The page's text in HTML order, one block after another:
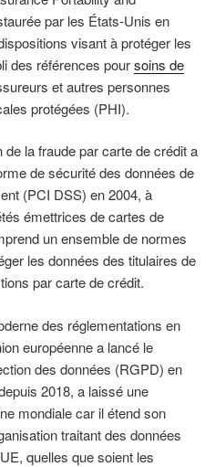
par les États-Unis en
visant à protéger les
des références poursoins de
et autres personnes
protégées (PHI).
la fraude par carte de crédit a
de sécurité des données de
(PCI DSS) en 2004, à
émettrices de cartes de
un ensemble de normes
les données des titulaires de
par carte de crédit.
des réglementations en
européenne a lancé le
des données (RGPD) en
2018, a laissé une
mondiale car il étend son
traitant des données
quelles que soient les